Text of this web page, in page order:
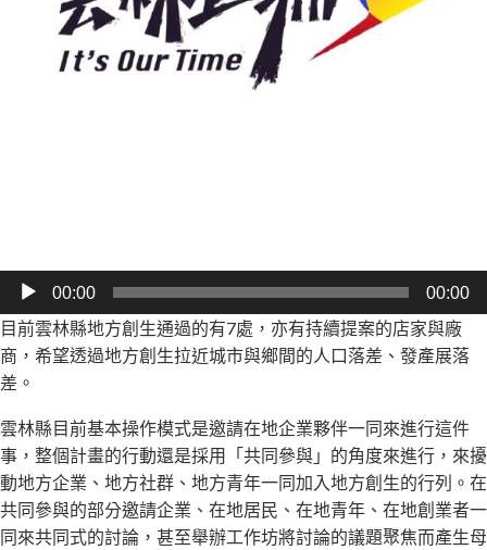
訊
播
放
00:00 00:00
目前雲林縣地方創生通過的有7處，亦有持續提案的店家與廠
商，希望透過地方創生拉近城市與鄉間的人口落差、發產展落
差。
雲林縣目前基本操作模式是邀請在地企業夥伴一同來進行這件
事，整個計畫的行動還是採用「共同參與」的角度來進行，來擾
動地方企業、地方社群、地方青年一同加入地方創生的行列。在
共同參與的部分邀請企業、在地居民、在地青年、在地創業者一
同來共同式的討論，甚至舉辦工作坊將討論的議題聚焦而產生母